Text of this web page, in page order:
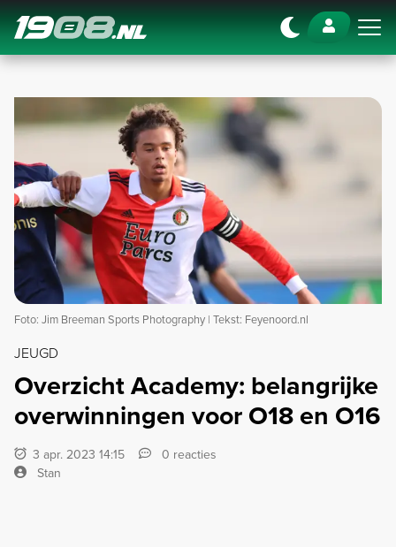
Navigation
Foto: Jim Breeman Sports Photography | Tekst: Feyenoord.nl
JEUGD
Overzicht Academy: belangrijke
overwinningen voor O18 en O16
3 apr. 2023 14:15
0 reacties
Stan